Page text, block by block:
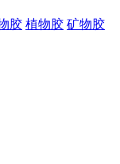
胶 植物胶 矿物胶